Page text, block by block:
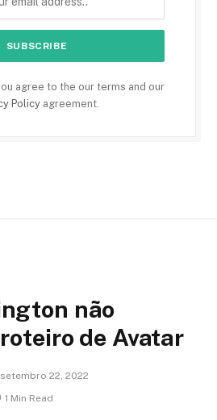
agree to the our terms and our
Policyagreement.
não
de Avatar
setembro 22, 2022
1 Min Read